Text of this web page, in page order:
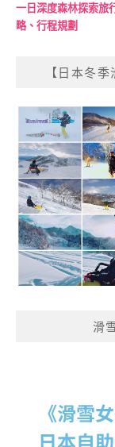
一日深度森林探索旅
略、行程規劃
【日本冬
滑